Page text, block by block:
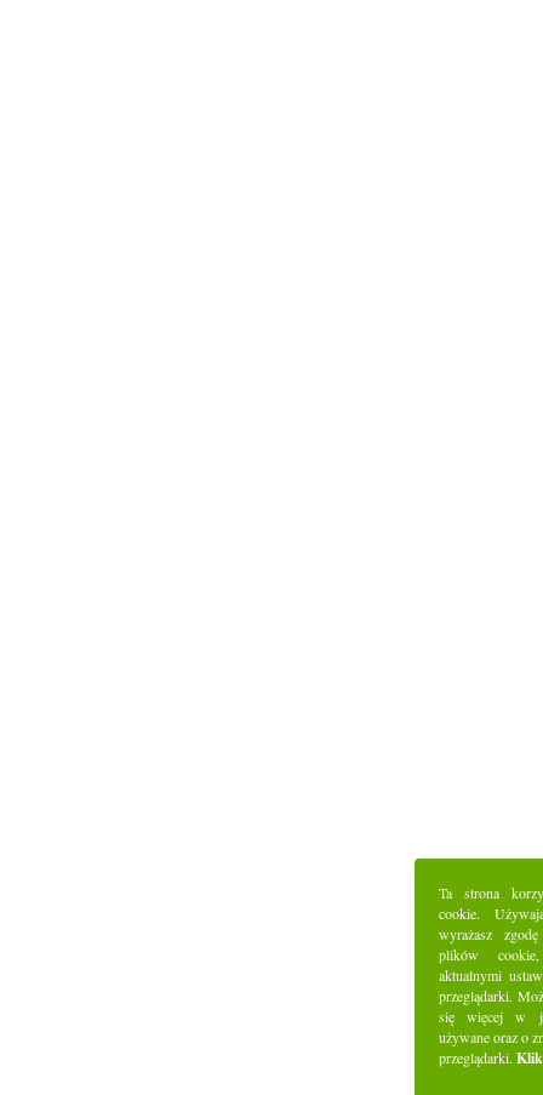
Ta strona
cookie.
wyrażasz
plików
aktualnymi
przeglądarki.
się więcej w
używane oraz o
przeglądarki.